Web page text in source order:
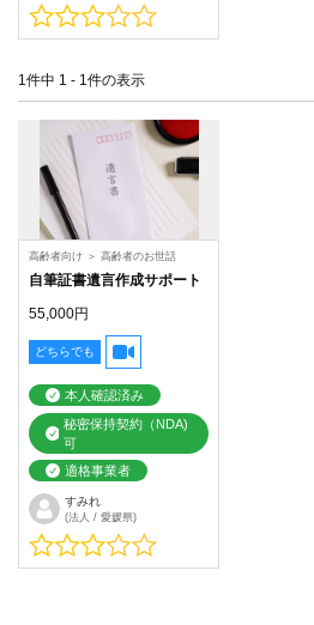
1件中 1 - 1件の表示
高齢者向け ＞ 高齢者のお世話
自筆証書遺言作成サポート
55,000円
どちらでも
本人確認済み
秘密保持契約（NDA)
可
適格事業者
すみれ
(法人 / 愛媛県)